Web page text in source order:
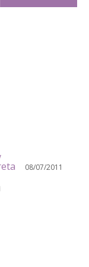
08/07/2011